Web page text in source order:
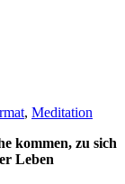
, Meditation
kommen, zu sich
Leben